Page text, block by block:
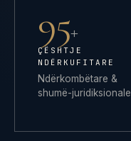
95+
ÇËSHTJE
NDËRKUFITARE
Ndërkombëtare &
shumë-juridiksionale